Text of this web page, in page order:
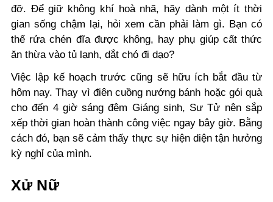
đỡ. Để giữ không khí hoà nhã, hãy dành một ít thời
gian sống chậm lại, hỏi xem cần phải làm gì. Bạn có
thể rửa chén đĩa được không, hay phụ giúp cất thức
ăn thừa vào tủ lạnh, dắt chó đi dạo?
Việc lập kế hoạch trước cũng sẽ hữu ích bắt đầu từ
hôm nay. Thay vì điên cuồng nướng bánh hoặc gói quà
cho đến 4 giờ sáng đêm Giáng sinh, Sư Tử nên sắp
xếp thời gian hoàn thành công việc ngay bây giờ. Bằng
cách đó, bạn sẽ cảm thấy thực sự hiện diện tận hưởng
kỳ nghỉ của mình.
Xử Nữ